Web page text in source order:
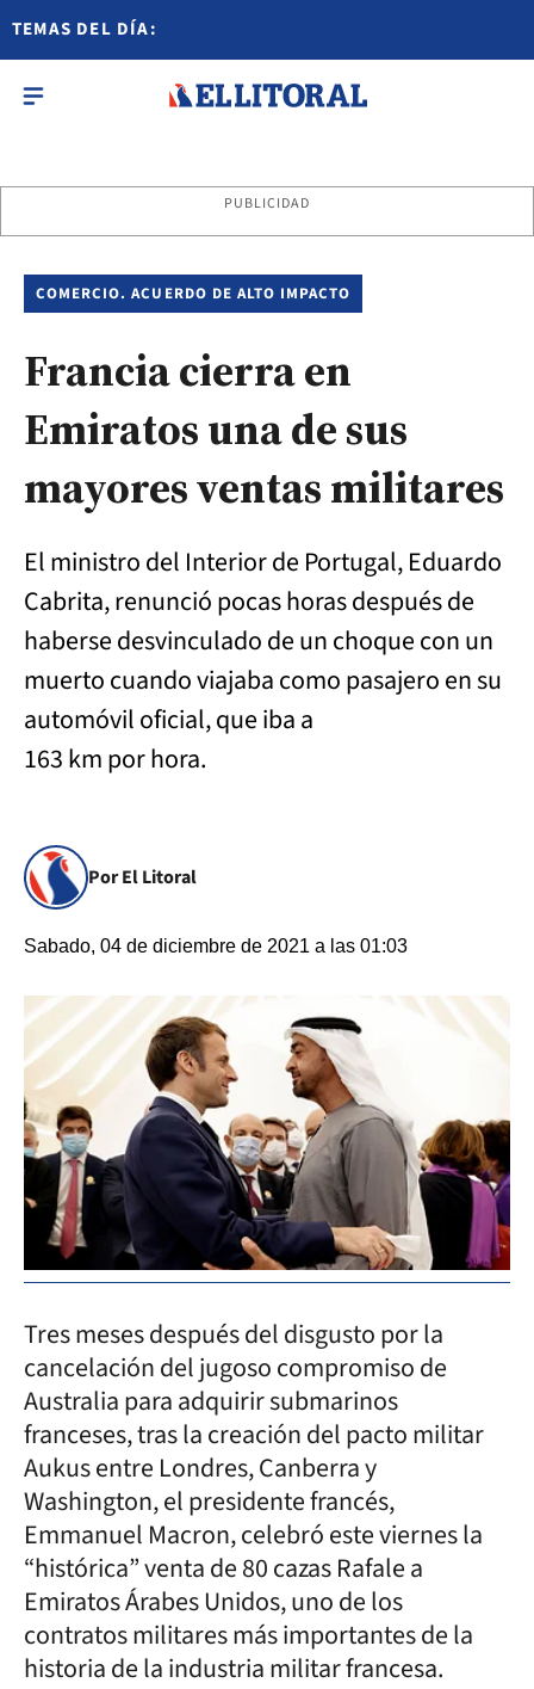
TEMAS DEL DÍA:
PUBLICIDAD
COMERCIO. ACUERDO DE ALTO IMPACTO
Francia cierra en
Emiratos una de sus
mayores ventas militares
El ministro del Interior de Portugal, Eduardo
Cabrita, renunció pocas horas después de
haberse desvinculado de un choque con un
muerto cuando viajaba como pasajero en su
automóvil oficial, que iba a
163 km por hora.
Por El Litoral
Sabado, 04 de diciembre de 2021 a las 01:03
Tres meses después del disgusto por la
cancelación del jugoso compromiso de
Australia para adquirir submarinos
franceses, tras la creación del pacto militar
Aukus entre Londres, Canberra y
Washington, el presidente francés,
Emmanuel Macron, celebró este viernes la
“histórica” venta de 80 cazas Rafale a
Emiratos Árabes Unidos, uno de los
contratos militares más importantes de la
historia de la industria militar francesa.